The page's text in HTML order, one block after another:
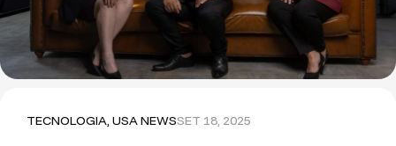
TECNOLOGIA, USA NEWSSET 18, 2025